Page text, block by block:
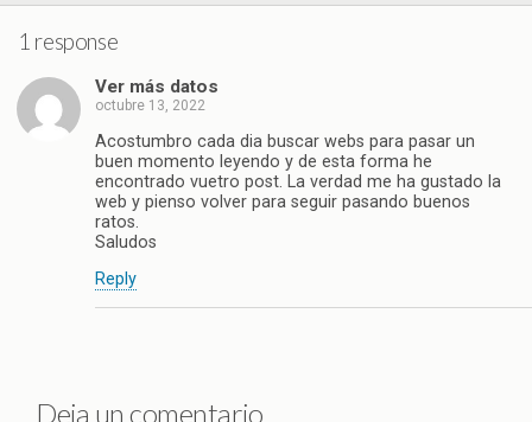
1 response
Ver más datos
octubre 13, 2022
Acostumbro cada dia buscar webs para pasar un
buen momento leyendo y de esta forma he
encontrado vuetro post. La verdad me ha gustado la
web y pienso volver para seguir pasando buenos
ratos.
Saludos
Reply
Deja un comentario